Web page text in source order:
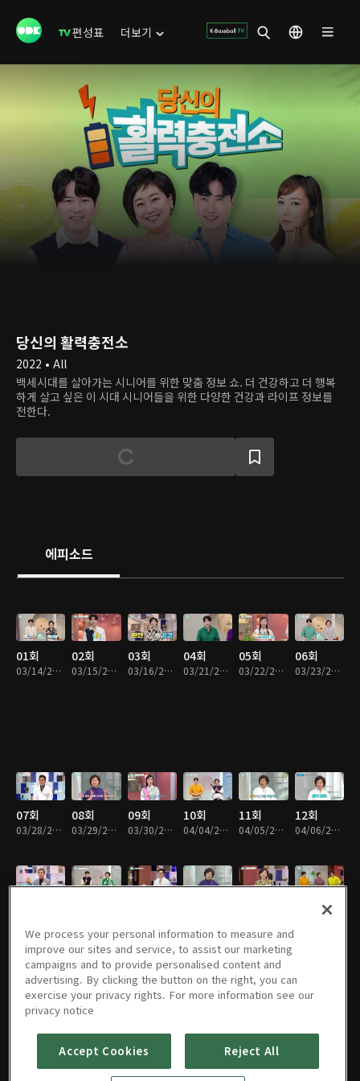
편성표 더보기
당신의 활력충전소
2022 • All
백세시대를 살아가는 시니어를 위한 맞춤 정보 쇼. 더 건강하고 더 행복
하게 살고 싶은 이 시대 시니어들을 위한 다양한 건강과 라이프 정보를
전한다.
에피소드
01회
03/14/2022 • 45분
02회
03/15/2022 • 45분
03회
03/16/2022 • 45분
04회
03/21/2022 • 45분
05회
03/22/2022 • 46분
06회
03/23/2022 • 45분
07회
03/28/2022 • 46분
08회
03/29/2022 • 45분
09회
03/30/2022 • 45분
10회
04/04/2022 • 45분
11회
04/05/2022 • 46분
12회
04/06/2022 • 45분
19회
04/25/2022 • 45분
20회 21회 22회 23회 24회
We process your personal information to measure and
improve our sites and service, to assist our marketing
campaigns and to provide personalised content and
advertising. By clicking the button on the right, you can
exercise your privacy rights. For more information see our
privacy notice
Accept Cookies Reject All